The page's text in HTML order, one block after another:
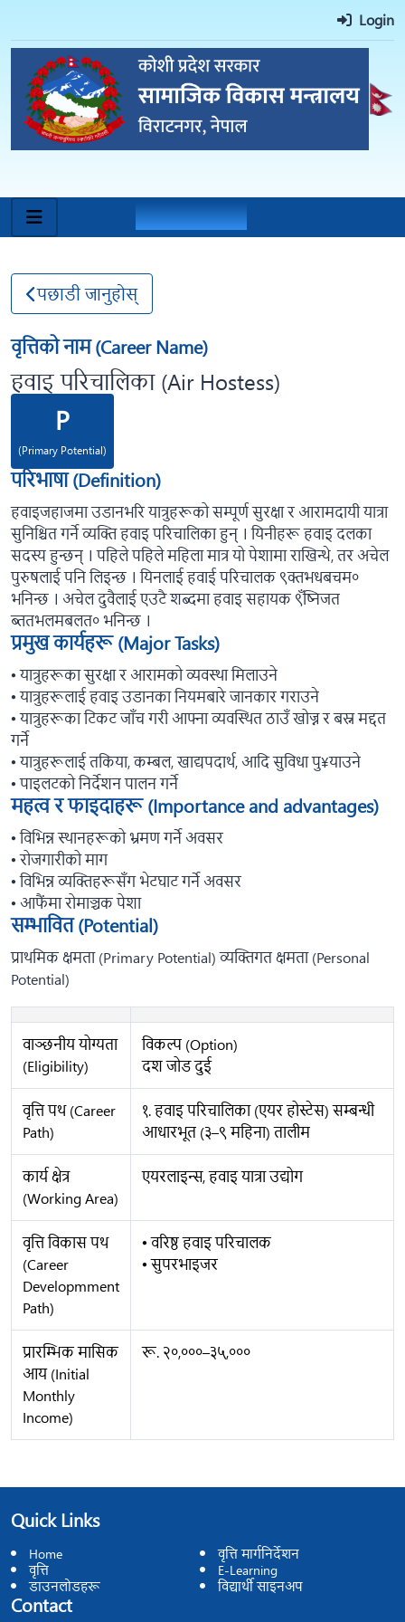
Login
वृत्ति मार्गनिर्देशन
पछाडी जानुहोस्
वृत्तिको नाम (Career Name)
हवाइ परिचालिका (Air Hostess)
P
(Primary Potential)
परिभाषा (Definition)
हवाइजहाजमा उडानभरि यात्रुहरूको सम्पूर्ण सुरक्षा र आरामदायी यात्रा
सुनिश्चित गर्ने व्यक्ति हवाइ परिचालिका हुन् । यिनीहरू हवाइ दलका
सदस्य हुन्छन् । पहिले पहिले महिला मात्र यो पेशामा राखिन्थे, तर अचेल
पुरुषलाई पनि लिइन्छ । यिनलाई हवाई परिचालक ९क्तभधबचम०
भनिन्छ । अचेल दुवैलाई एउटै शब्दमा हवाइ सहायक ९ँष्निजत
ब्ततभलमबलत० भनिन्छ ।
प्रमुख कार्यहरू (Major Tasks)
🞄 यात्रुहरूका सुरक्षा र आरामको व्यवस्था मिलाउने
🞄 यात्रुहरूलाई हवाइ उडानका नियमबारे जानकार गराउने
🞄 यात्रुहरूका टिकट जाँच गरी आफ्ना व्यवस्थित ठाउँ खोज्न र बस्न मद्दत
गर्ने
🞄 यात्रुहरूलाई तकिया, कम्बल, खाद्यपदार्थ, आदि सुविधा पु¥याउने
🞄 पाइलटको निर्देशन पालन गर्ने
महत्व र फाइदाहरू (Importance and advantages)
🞄 विभिन्न स्थानहरूको भ्रमण गर्ने अवसर
🞄 रोजगारीको माग
🞄 विभिन्न व्यक्तिहरूसँग भेटघाट गर्ने अवसर
🞄 आफैंमा रोमाञ्चक पेशा
सम्भावित (Potential)
प्राथमिक क्षमता (Primary Potential) व्यक्तिगत क्षमता (Personal
Potential)
वाञ्छनीय योग्यता
(Eligibility)
विकल्प (Option)
दश जोड दुई
वृत्ति पथ (Career
Path)
१. हवाइ परिचालिका (एयर होस्टेस) सम्बन्धी
आधारभूत (३–९ महिना) तालीम
कार्य क्षेत्र
(Working Area)
एयरलाइन्स, हवाइ यात्रा उद्योग
वृत्ति विकास पथ
(Career
Developmment
Path)
🞄 वरिष्ठ हवाइ परिचालक
🞄 सुपरभाइजर
प्रारम्भिक मासिक
आय (Initial
Monthly
Income)
रू. २०,०००–३५,०००
Quick Links
Home
वृत्ति मार्गनिर्देशन
वृत्ति
E-Learning
डाउनलोडहरू
विद्यार्थी साइनअप
Contact